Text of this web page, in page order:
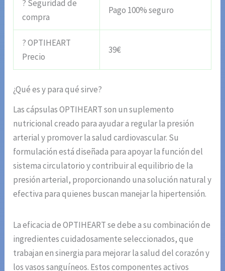
? Seguridad de
compra
Pago 100% seguro
? OPTIHEART
Precio
39€
¿Qué es y para qué sirve?
Las cápsulas OPTIHEART son un suplemento
nutricional creado para ayudar a regular la presión
arterial y promover la salud cardiovascular. Su
formulación está diseñada para apoyar la función del
sistema circulatorio y contribuir al equilibrio de la
presión arterial, proporcionando una solución natural y
efectiva para quienes buscan manejar la hipertensión.
La eficacia de OPTIHEART se debe a su combinación de
ingredientes cuidadosamente seleccionados, que
trabajan en sinergia para mejorar la salud del corazón y
los vasos sanguíneos. Estos componentes activos